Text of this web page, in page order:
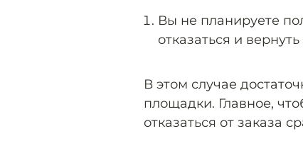
Вы не планируете
отказаться и вернуть
В этом случае
площадки. Главное,
отказаться от заказа